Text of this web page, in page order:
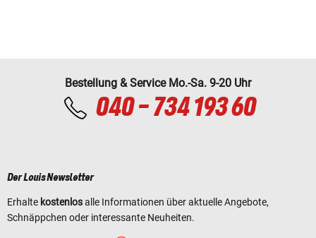
Bestellung & Service Mo.-Sa. 9-20 Uhr
040 - 734 193 60
Der Louis Newsletter
Erhalte kostenlosalle Informationen über aktuelle Angebote,
Schnäppchen oder interessante Neuheiten.